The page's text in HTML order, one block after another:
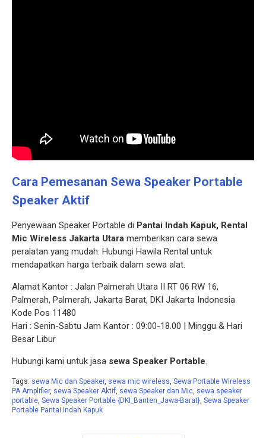
Cara Pemesanan Sewa Speaker Portable
Speaker Aktif
Penyewaan Speaker Portable di Pantai Indah Kapuk, Rental
Mic Wireless Jakarta Utara memberikan cara sewa
peralatan yang mudah. Hubungi Hawila Rental untuk
mendapatkan harga terbaik dalam sewa alat.
Alamat Kantor : Jalan Palmerah Utara II RT 06 RW 16,
Palmerah, Palmerah, Jakarta Barat, DKI Jakarta Indonesia
Kode Pos 11480
Hari : Senin-Sabtu Jam Kantor : 09:00-18.00 | Minggu & Hari
Besar Libur
Hubungi kami untuk jasa sewa Speaker Portable.
Tags: sewa Mic dan Speaker, sewa mic wireless, Sewa Portable Wireless
PA Amplifier, sewa Speaker Aktif, sewa Speaker dan Mic, sewa speaker
portable, Sewa Speaker Portable {DKI_Banten_Jawa-Barat}, Sewa Speaker
Portable Pantai Indah Kapuk